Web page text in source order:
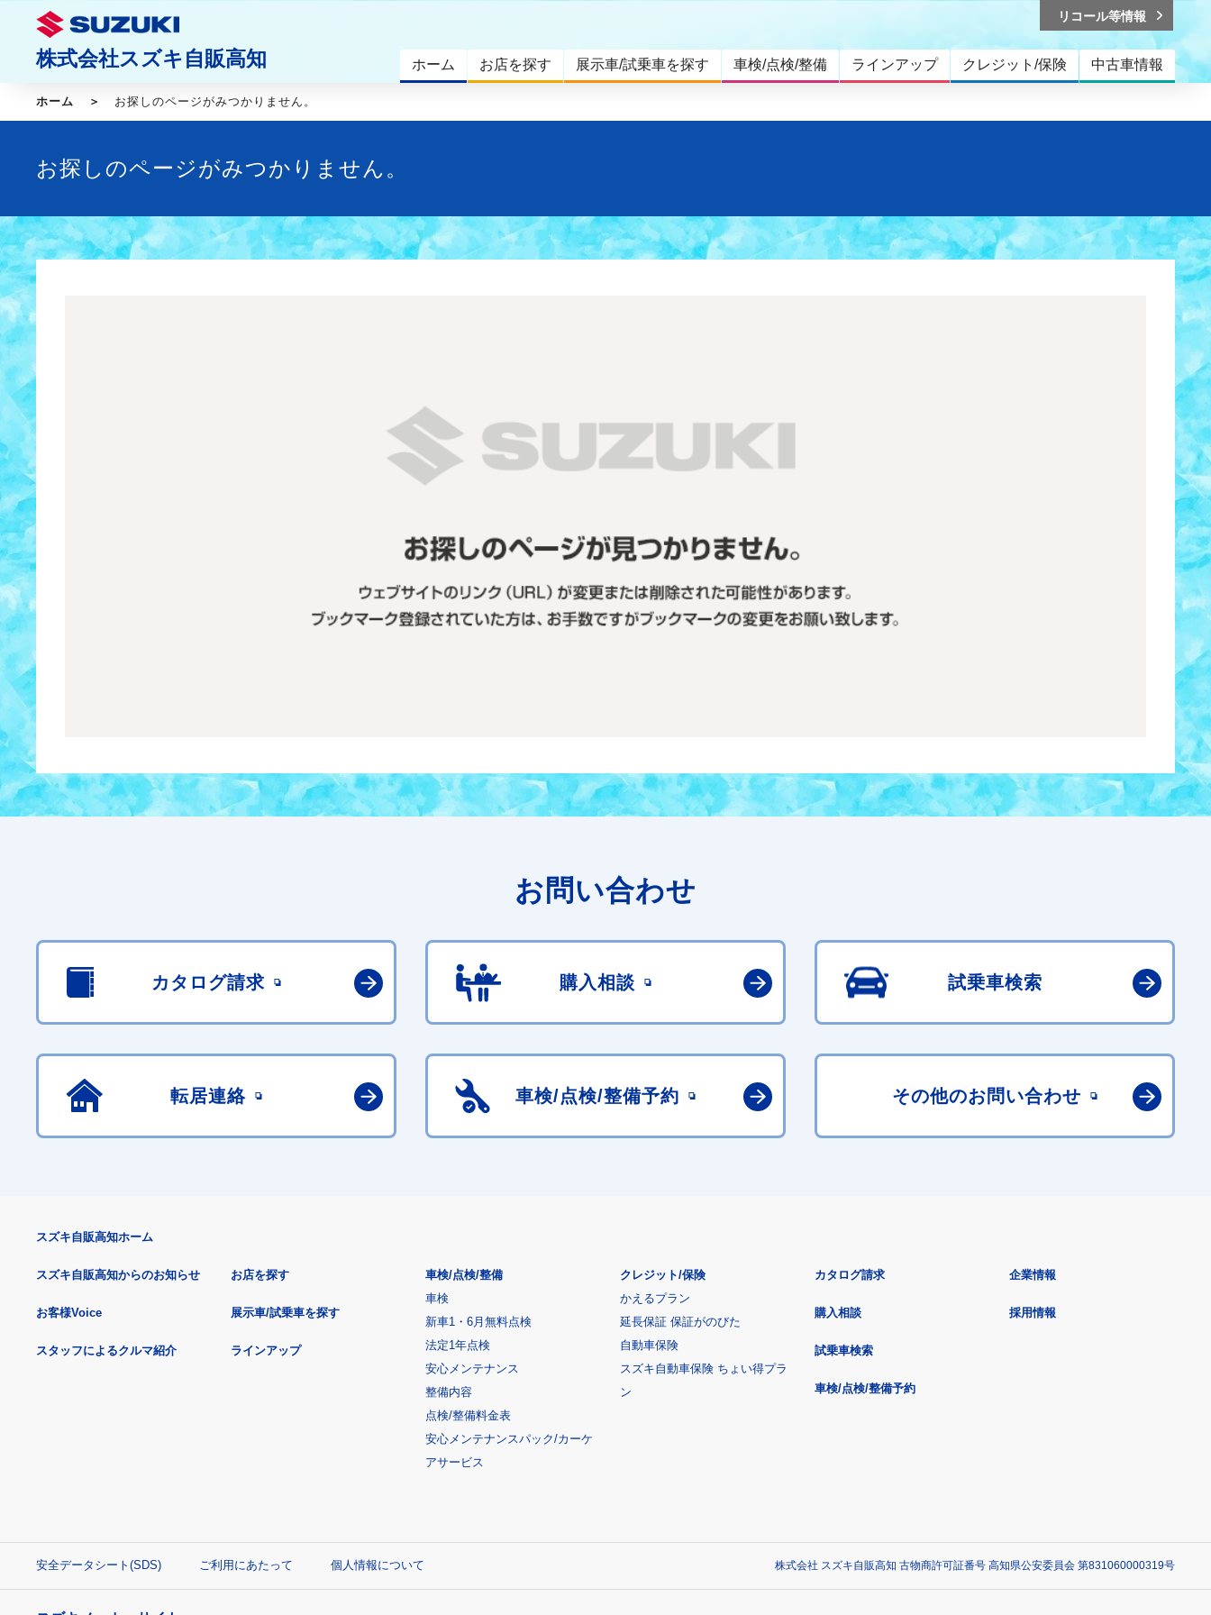
株式会社スズキ自販高知 ホーム お店を探す 展示車/試乗車を探す 車検/点検/整備 ラインアップ クレジット/保険 中古車情報
リコール等情報
ホーム お探しのページがみつかりません。
お探しのページがみつかりません。
お問い合わせ
カタログ請求 購入相談 試乗車検索
転居連絡 車検/点検/整備予約 その他のお問い合わせ
スズキ自販高知ホーム
スズキ自販高知からのお知らせ
お客様Voice
スタッフによるクルマ紹介
お店を探す
展示車/試乗車を探す
ラインアップ
車検/点検/整備
車検
新車1・6月無料点検
法定1年点検
安心メンテナンス
整備内容
点検/整備料金表
安心メンテナンスパック/カーケ
アサービス
クレジット/保険
かえるプラン
延長保証 保証がのびた
自動車保険
スズキ自動車保険 ちょい得プラ
ン
カタログ請求
購入相談
試乗車検索
車検/点検/整備予約
企業情報
採用情報
安全データシート(SDS) ご利用にあたって 個人情報について 株式会社 スズキ自販高知 古物商許可証番号 高知県公安委員会 第831060000319号